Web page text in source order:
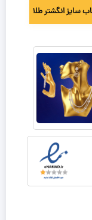
سایز انگشتر طلا